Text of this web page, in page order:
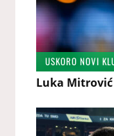
USKORO NOVI
Luka